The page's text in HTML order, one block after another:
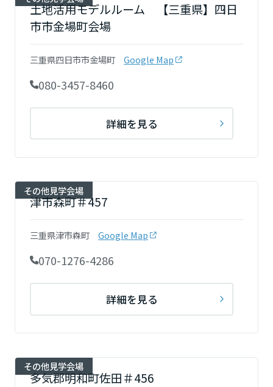
土地活用モデルルーム 【三重県】四日
市市金場町会場
三重県四日市市金場町 Google Map
080-3457-8460
詳細を見る
その他見学会場
津市森町＃457
三重県津市森町 Google Map
070-1276-4286
詳細を見る
その他見学会場
多気郡明和町佐田＃456
徳島県
九州エリア
福岡県
佐賀県
熊本県